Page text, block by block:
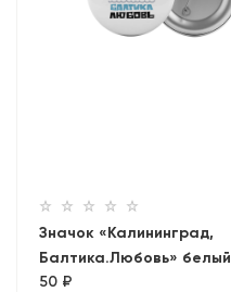
Значок «Калининград,
Балтика.Любовь» белый
50 ₽